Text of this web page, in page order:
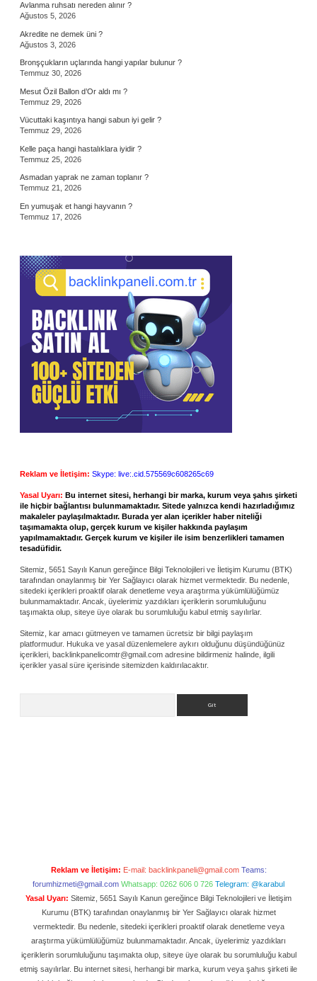
Avlanma ruhsatı nereden alınır ?
Ağustos 5, 2026
Akredite ne demek üni ?
Ağustos 3, 2026
Bronşçukların uçlarında hangi yapılar bulunur ?
Temmuz 30, 2026
Mesut Özil Ballon d’Or aldı mı ?
Temmuz 29, 2026
Vücuttaki kaşıntıya hangi sabun iyi gelir ?
Temmuz 29, 2026
Kelle paça hangi hastalıklara iyidir ?
Temmuz 25, 2026
Asmadan yaprak ne zaman toplanır ?
Temmuz 21, 2026
En yumuşak et hangi hayvanın ?
Temmuz 17, 2026
Reklam ve İletişim: Skype: live:.cid.575569c608265c69
Yasal Uyarı: Bu internet sitesi, herhangi bir marka, kurum veya şahıs şirketi
ile hiçbir bağlantısı bulunmamaktadır. Sitede yalnızca kendi hazırladığımız
makaleler paylaşılmaktadır. Burada yer alan içerikler haber niteliği
taşımamakta olup, gerçek kurum ve kişiler hakkında paylaşım
yapılmamaktadır. Gerçek kurum ve kişiler ile isim benzerlikleri tamamen
tesadüfidir.
Sitemiz, 5651 Sayılı Kanun gereğince Bilgi Teknolojileri ve İletişim Kurumu (BTK)
tarafından onaylanmış bir Yer Sağlayıcı olarak hizmet vermektedir. Bu nedenle,
sitedeki içerikleri proaktif olarak denetleme veya araştırma yükümlülüğümüz
bulunmamaktadır. Ancak, üyelerimiz yazdıkları içeriklerin sorumluluğunu
taşımakta olup, siteye üye olarak bu sorumluluğu kabul etmiş sayılırlar.
Sitemiz, kar amacı gütmeyen ve tamamen ücretsiz bir bilgi paylaşım
platformudur. Hukuka ve yasal düzenlemelere aykırı olduğunu düşündüğünüz
içerikleri, backlinkpanelicomtr@gmail.com adresine bildirmeniz halinde, ilgili
içerikler yasal süre içerisinde sitemizden kaldırılacaktır.
Reklam ve İletişim: E-mail: backlinkpaneli@gmail.com Teams:
forumhizmeti@gmail.com Whatsapp: 0262 606 0 726 Telegram: @karabul
Yasal Uyarı: Sitemiz, 5651 Sayılı Kanun gereğince Bilgi Teknolojileri ve İletişim
Kurumu (BTK) tarafından onaylanmış bir Yer Sağlayıcı olarak hizmet
vermektedir. Bu nedenle, sitedeki içerikleri proaktif olarak denetleme veya
araştırma yükümlülüğümüz bulunmamaktadır. Ancak, üyelerimiz yazdıkları
içeriklerin sorumluluğunu taşımakta olup, siteye üye olarak bu sorumluluğu kabul
etmiş sayılırlar. Bu internet sitesi, herhangi bir marka, kurum veya şahıs şirketi ile